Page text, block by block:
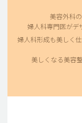
美容外科
婦人科専門医がデ
婦人科形成も美しく
美しくなる美容